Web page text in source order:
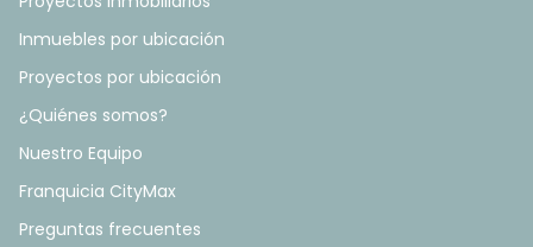
Inmuebles por ubicación
Proyectos por ubicación
¿Quiénes somos?
Nuestro Equipo
Franquicia CityMax
Preguntas frecuentes